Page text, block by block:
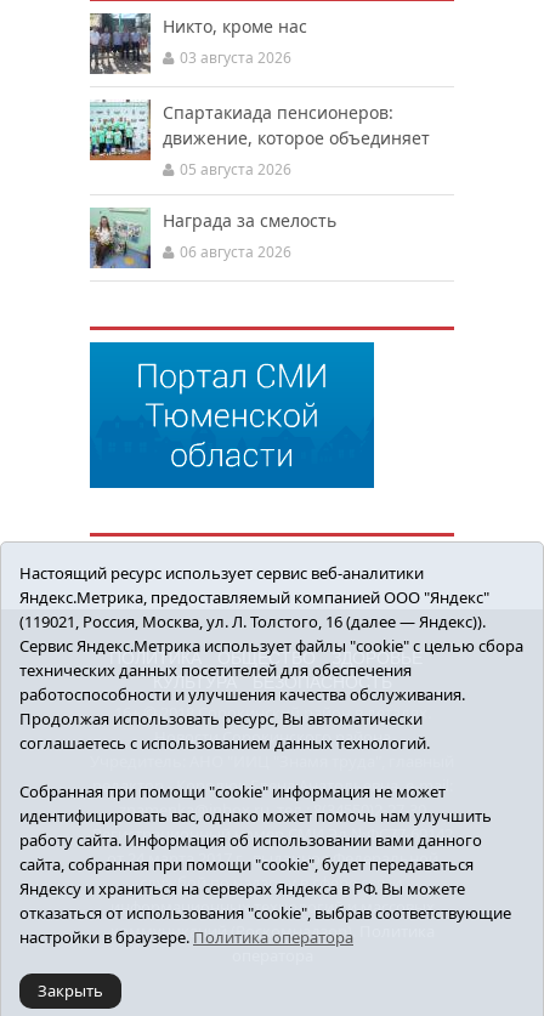
Никто, кроме нас
03 августа 2026
Спартакиада пенсионеров:
движение, которое объединяет
05 августа 2026
Награда за смелость
06 августа 2026
ПОЛИТИКА ОБЩЕСТВО
ЗДОРОВЬЕ
КУЛЬТУРА
БЕЗОПАСНОСТЬ
16+ © 2018 Сорокинский район в деталях.
Новости Сорокинского района
редактор - Королюк Елена Анатольевна, e-mail:
znamenka@inbox.ru, тел.: 8(34550)2-27-30
Регистрационный номер СМИ Эл №ФС77-69142
от 24 марта 2017 г., выданное Федеральной
службой по надзору в сфере связи,
информационных технологий и массовых
коммуникаций (Роскомнадзор).
Настоящий ресурс использует сервис веб-аналитики
Яндекс.Метрика, предоставляемый компанией ООО "Яндекс"
(119021, Россия, Москва, ул. Л. Толстого, 16 (далее — Яндекс)).
Сервис Яндекс.Метрика использует файлы "cookie" с целью сбора
технических данных посетителей для обеспечения
работоспособности и улучшения качества обслуживания.
Продолжая использовать ресурс, Вы автоматически
соглашаетесь с использованием данных технологий.
Собранная при помощи "cookie" информация не может
идентифицировать вас, однако может помочь нам улучшить
работу сайта. Информация об использовании вами данного
сайта, собранная при помощи "cookie", будет передаваться
Яндексу и храниться на серверах Яндекса в РФ. Вы можете
отказаться от использования "cookie", выбрав соответствующие
настройки в браузере. Политика оператора
Закрыть